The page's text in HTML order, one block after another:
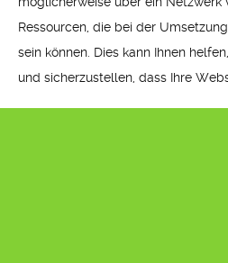
Ressourcen, die bei der
sein können. Dies kann Ihnen
und sicherzustellen, dass Ihre